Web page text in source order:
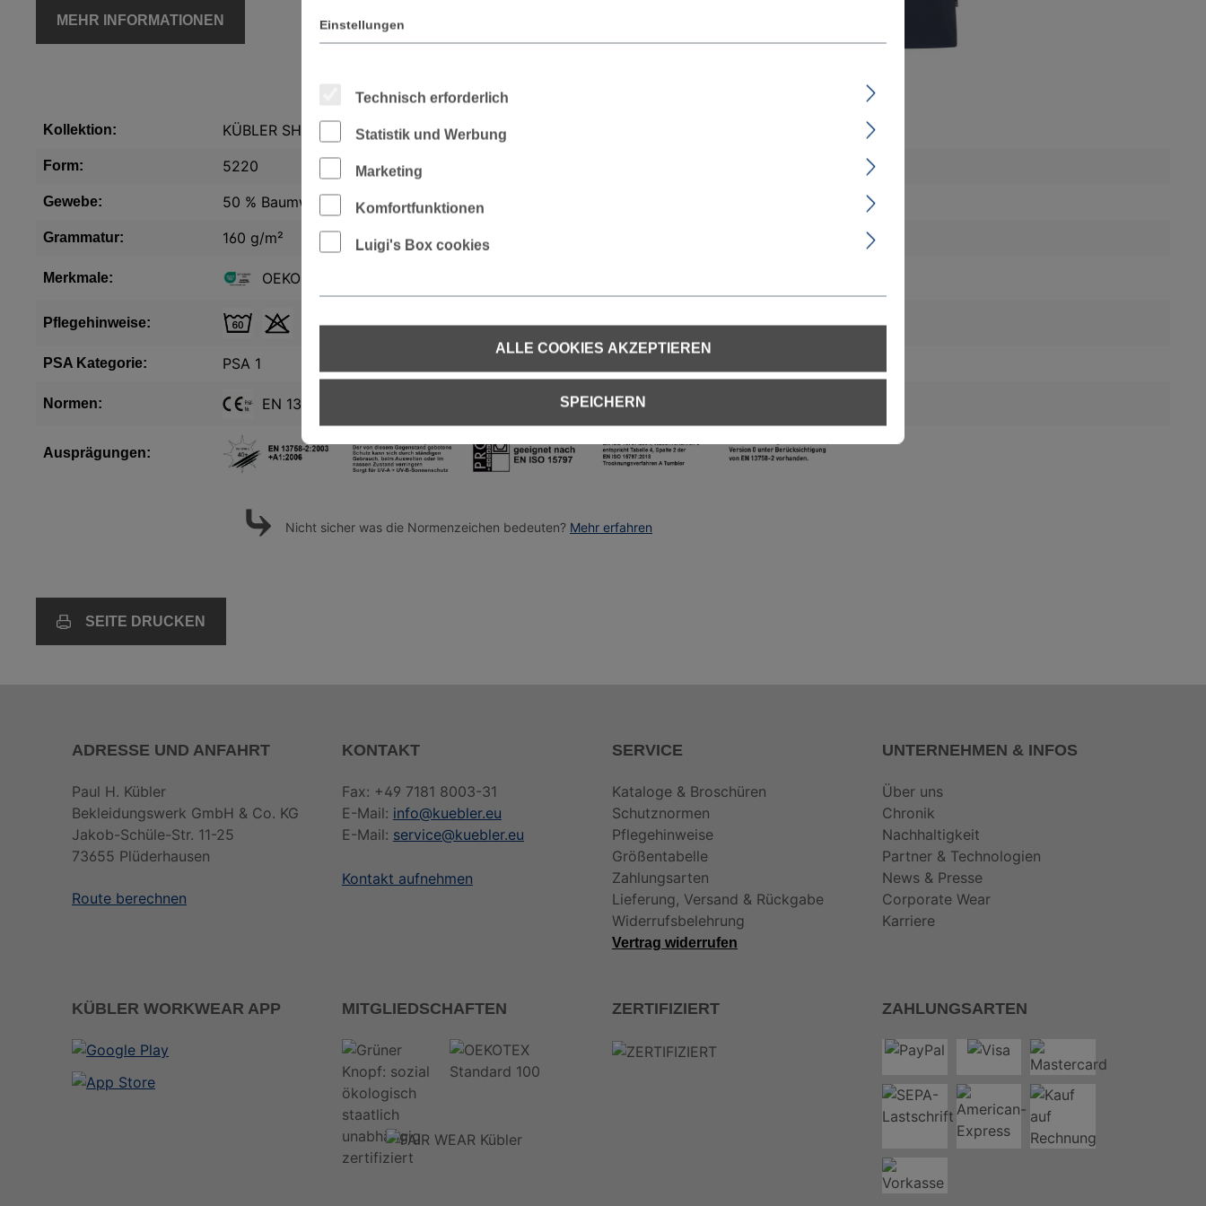
MEHR INFORMATIONEN
Kollektion: KÜBLER SHIRTS
Form: 5220
Gewebe: 50 % Baumwolle, 50 % Polyester
Grammatur: 160 g/m²
Merkmale: OEKO-TEX®
Pflegehinweise:
PSA Kategorie: PSA 1
Normen: EN 13758-2 UV-Schutz EN ISO 15797 Industriewäsche
Ausprägungen:
⤷ Nicht sicher was die Normenzeichen bedeuten? Mehr erfahren
SEITE DRUCKEN
ADRESSE UND ANFAHRT
Paul H. Kübler
Bekleidungswerk GmbH & Co. KG
Jakob-Schüle-Str. 11-25
73655 Plüderhausen
Route berechnen
KONTAKT
Fax: +49 7181 8003-31
E-Mail: info@kuebler.eu
E-Mail: service@kuebler.eu
Kontakt aufnehmen
SERVICE
Kataloge & Broschüren
Schutznormen
Pflegehinweise
Größentabelle
Zahlungsarten
Lieferung, Versand & Rückgabe
Widerrufsbelehrung
Vertrag widerrufen
UNTERNEHMEN & INFOS
Über uns
Chronik
Nachhaltigkeit
Partner & Technologien
News & Presse
Corporate Wear
Karriere
KÜBLER WORKWEAR APP MITGLIEDSCHAFTEN ZERTIFIZIERT ZAHLUNGSARTEN
Einstellungen
Technisch erforderlich
Statistik und Werbung
Marketing
Komfortfunktionen
Luigi's Box cookies
ALLE COOKIES AKZEPTIEREN
SPEICHERN